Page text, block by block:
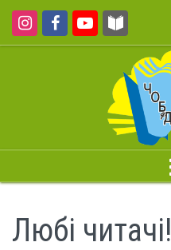
Любі читачі!